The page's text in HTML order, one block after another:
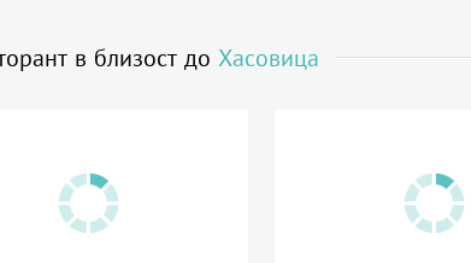
в близост до Хасовица